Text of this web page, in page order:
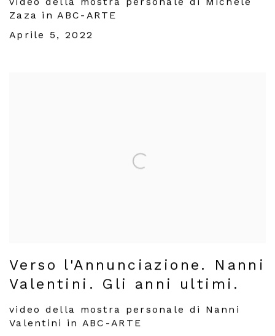
Zaza in ABC-ARTE
Aprile 5, 2022
Verso l'Annunciazione. Nanni
Valentini. Gli anni ultimi.
video della mostra personale di Nanni
Valentini in ABC-ARTE